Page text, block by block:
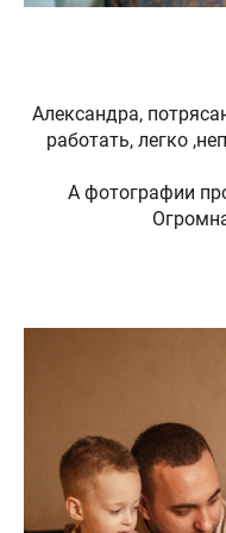
Александра,
работать, легко
А фотографии